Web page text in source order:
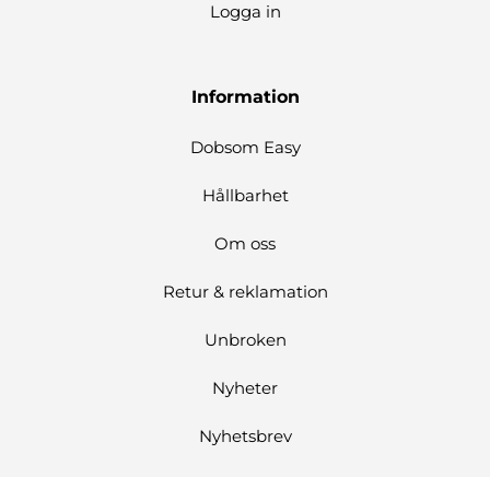
Logga in
Information
Dobsom Easy
Hållbarhet
Om oss
Retur & reklamation
Unbroken
Nyheter
Nyhetsbrev